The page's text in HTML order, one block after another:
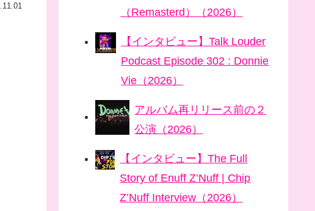
（Remasterd）（2026）
【インタビュー】Talk Louder
Podcast Episode 302 : Donnie
Vie（2026）
アルバム再リリース前の２
公演（2026）
【インタビュー】The Full
Story of Enuff Z’Nuff | Chip
Z’Nuff Interview（2026）